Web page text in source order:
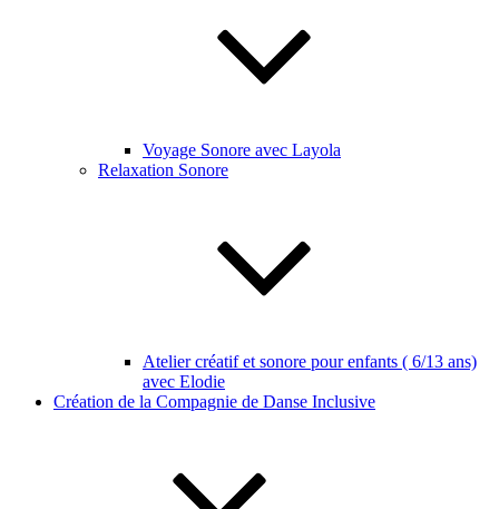
Voyage Sonore avec Layola
Relaxation Sonore
Atelier créatif et sonore pour enfants ( 6/13 ans)
avec Elodie
Création de la Compagnie de Danse Inclusive